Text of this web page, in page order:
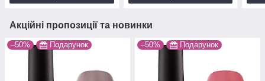
Акційні пропозиції та новинки
–50% Подарунок –50% Подарунок